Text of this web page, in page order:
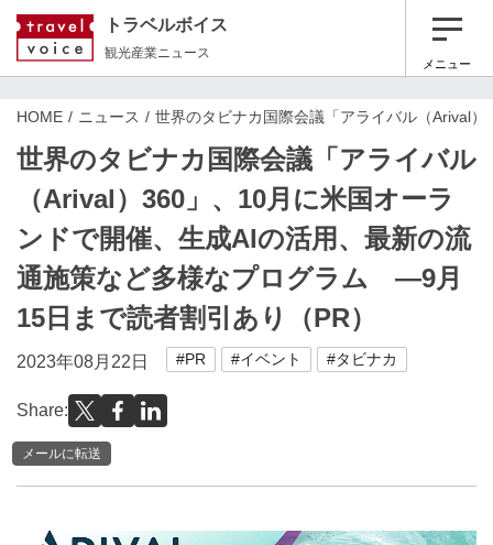
トラベルボイス
観光産業ニュース
メニュー
HOME ニュース 世界のタビナカ国際会議「アライバル（Arival
世界のタビナカ国際会議「アライバル
（Arival）360」、10月に米国オーラ
ンドで開催、生成AIの活用、最新の流
通施策など多様なプログラム ―9月
15日まで読者割引あり（PR）
2023年08月22日 #PR #イベント #タビナカ
Share:
メールに転送